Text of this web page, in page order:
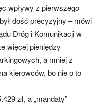
wpływy z pierwszego
dość precyzyjny – mówi
Dróg i Komunikacji w
więcej pieniędzy
a mniej z
kierowców, bo nie o to
zł, a „mandaty”